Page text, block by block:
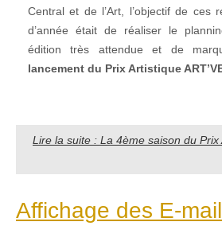
Central et de l’Art, l’objectif de ces
d’année était de réaliser le
édition très attendue et de
lancement du Prix Artistique
Lire la suite : La 4ème saison du Prix
Affichage des E-